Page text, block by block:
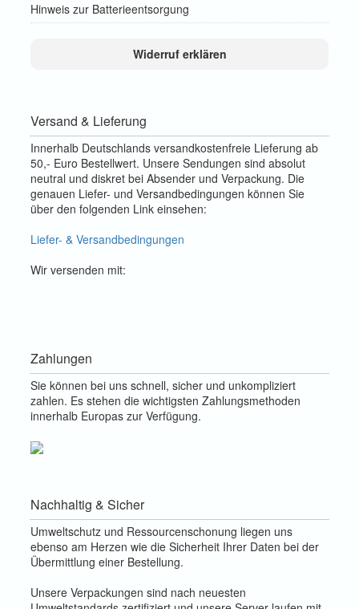
Hinweis zur Batterieentsorgung
Widerruf erklären
Versand & Lieferung
Innerhalb Deutschlands versandkostenfreie Lieferung ab
50,- Euro Bestellwert. Unsere Sendungen sind absolut
neutral und diskret bei Absender und Verpackung. Die
genauen Liefer- und Versandbedingungen können Sie
über den folgenden Link einsehen:
Liefer- & Versandbedingungen
Wir versenden mit:
Zahlungen
Sie können bei uns schnell, sicher und unkompliziert
zahlen. Es stehen die wichtigsten Zahlungsmethoden
innerhalb Europas zur Verfügung.
Nachhaltig & Sicher
Umweltschutz und Ressourcenschonung liegen uns
ebenso am Herzen wie die Sicherheit Ihrer Daten bei der
Übermittlung einer Bestellung.
Unsere Verpackungen sind nach neuesten